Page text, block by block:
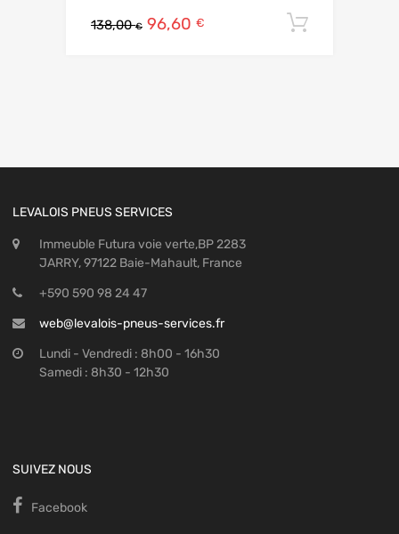
138,00€ 96,60 €
LEVALOIS PNEUS SERVICES
Immeuble Futura voie verte,BP 2283
JARRY, 97122 Baie-Mahault, France
+590 590 98 24 47
web@levalois-pneus-services.fr
Lundi - Vendredi : 8h00 - 16h30
Samedi : 8h30 - 12h30
SUIVEZ NOUS
Facebook